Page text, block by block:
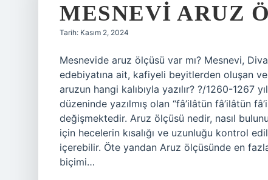
MESNEVI ARUZ
Tarih: Kasım 2, 2024
Mesnevide aruz ölçüsü var mı? Mesnevi,
edebiyatına ait, kafiyeli beyitlerden oluşan
aruzun hangi kalıbıyla yazılır? ?/1260-1267
düzeninde yazılmış olan “fâ’ilâtün fâ’ilâtün
değişmektedir. Aruz ölçüsü nedir, nasıl
için hecelerin kısalığı ve uzunluğu kontrol
içerebilir. Öte yandan Aruz ölçüsünde en
biçimi…